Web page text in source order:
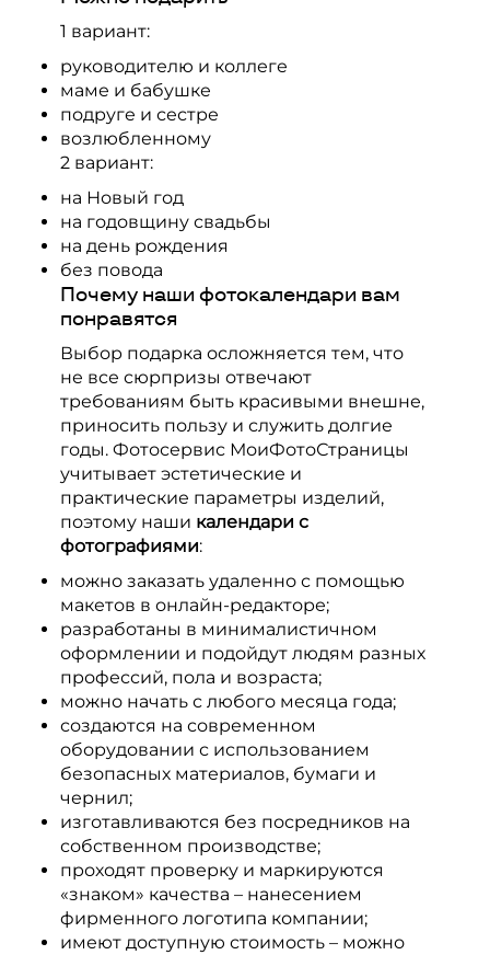
1 вариант:
руководителю и коллеге
маме и бабушке
подруге и сестре
возлюбленному
2 вариант:
на Новый год
на годовщину свадьбы
на день рождения
без повода
Почему наши фотокалендари вам
понравятся
Выбор подарка осложняется тем, что
не все сюрпризы отвечают
требованиям быть красивыми внешне,
приносить пользу и служить долгие
годы. Фотосервис МоиФотоСтраницы
учитывает эстетические и
практические параметры изделий,
поэтому наши календари с
фотографиями:
можно заказать удаленно с помощью
макетов в онлайн-редакторе;
разработаны в минималистичном
оформлении и подойдут людям разных
профессий, пола и возраста;
можно начать с любого месяца года;
создаются на современном
оборудовании с использованием
безопасных материалов, бумаги и
чернил;
изготавливаются без посредников на
собственном производстве;
проходят проверку и маркируются
«знаком» качества – нанесением
фирменного логотипа компании;
имеют доступную стоимость – можно